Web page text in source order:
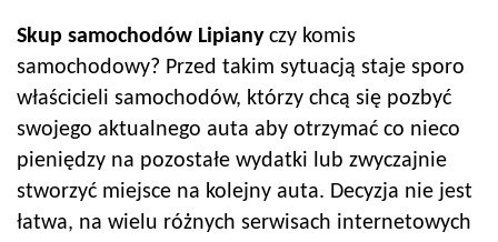
Skup samochodów Lipianyczy komis
samochodowy? Przed takim sytuacją staje sporo
właścicieli samochodów, którzy chcą się pozbyć
swojego aktualnego auta aby otrzymać co nieco
pieniędzy na pozostałe wydatki lub zwyczajnie
stworzyć miejsce na kolejny auta. Decyzja nie jest
łatwa, na wielu różnych serwisach internetowych